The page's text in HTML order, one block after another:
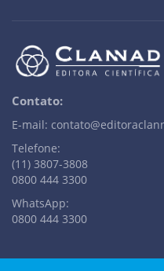
Contato:
E-mail:
Telefone:
(11) 3807-3808
0800 444 3300
WhatsApp:
0800 444 3300